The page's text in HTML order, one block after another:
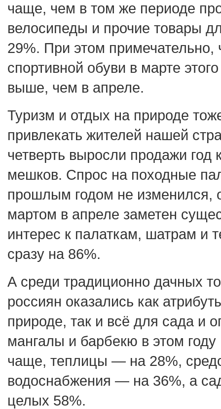
чаще, чем в том же периоде
велосипеды и прочие товары
29%. При этом примечательно,
спортивной обуви в марте
выше, чем в апреле.
Туризм и отдых на природе
привлекать жителей нашей
четверть выросли продажи год
мешков. Спрос на походные
прошлым годом не изменился,
мартом в апреле заметен
интерес к палаткам, шатрам и
сразу на 86%.
А среди традиционно дачных
россиян оказались как
природе, так и всё для сада и
мангалы и барбекю в этом
чаще, теплицы — на 28%,
водоснабжения — на 36%, а
целых 58%.